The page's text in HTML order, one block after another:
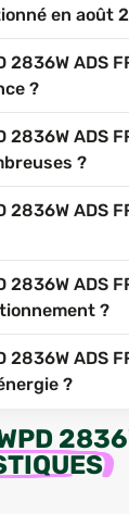
en août
2836W ADS
?
2836W ADS
?
2836W ADS
2836W ADS
?
2836W ADS
?